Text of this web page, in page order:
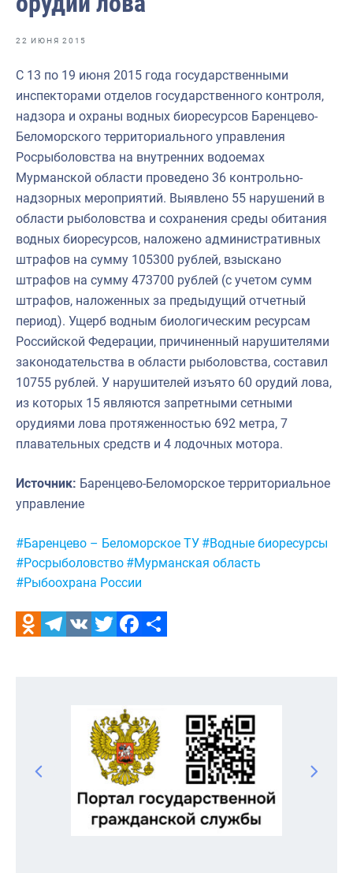
Отраслевые СМИ
Выставки и конференции
Научно-практическая литература
Рыбоохрана России
Инфографика
Укрепление духовно-нравственных ценностей
События в России и мире
22 ИЮНЯ 2015
С 13 по 19 июня 2015 года государственными
инспекторами отделов государственного контроля,
надзора и охраны водных биоресурсов Баренцево-
Беломорского территориального управления
Росрыболовства на внутренних водоемах
Мурманской области проведено 36 контрольно-
надзорных мероприятий. Выявлено 55 нарушений в
области рыболовства и сохранения среды обитания
водных биоресурсов, наложено административных
штрафов на сумму 105300 рублей, взыскано
штрафов на сумму 473700 рублей (с учетом сумм
штрафов, наложенных за предыдущий отчетный
период). Ущерб водным биологическим ресурсам
Российской Федерации, причиненный нарушителями
законодательства в области рыболовства, составил
10755 рублей. У нарушителей изъято 60 орудий лова,
из которых 15 являются запретными сетными
орудиями лова протяженностью 692 метра, 7
плавательных средств и 4 лодочных мотора.
Источник: Баренцево-Беломорское территориальное
управление
Метки:
#Баренцево – Беломорское ТУ #Водные биоресурсы
#Росрыболовство #Мурманская область
#Рыбоохрана России